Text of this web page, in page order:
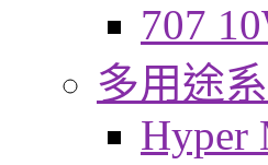
707
多用途系
Hyper